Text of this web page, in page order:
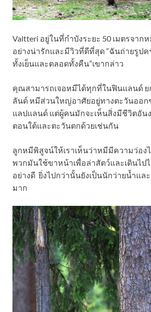
Valtteri อยู่ในที่กำบังระยะ 50 เมตรจาก
อย่างน่ารักและมีวิวที่ดีที่สุด “ฉันถ่ายรูป
ทั้งเย็นและตลอดทั้งคืน”เขากล่าว
คุณสามารถเจอหมีได้ทุกที่ในฟินแลนด์ ย
ลันด์ หมีส่วนใหญ่อาศัยอยู่ทางตะวันออก
แลปแลนด์ แต่ผู้คนมักจะเห็นสิ่งมีชีวิตอัน
ตอนใต้และตะวันตกด้วยเช่นกัน
ลูกหมีพิสูจน์ให้เราเห็นว่าหมีมีความว่อง
พวกมันใช้ขาหน้าเพื่อล่าสัตว์และเดินไป
อย่างดี ยิ่งไปกว่านั้นยังเป็นนักว่ายน้ำแล
มาก